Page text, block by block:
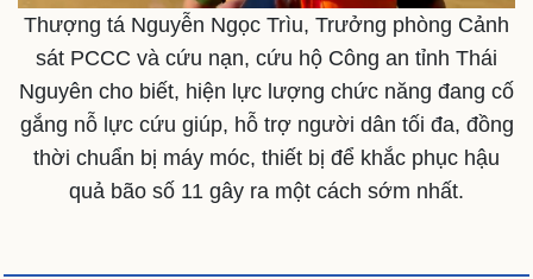
Cây thuốc
Sản phụ khoa
Nhi khoa
Nam khoa
Làm đẹp - giảm cân
Phòng mạch online
Ăn sạch sống khỏe
Blog
Tình yêu - Gia đình
Thượng tá Nguyễn Ngọc Trìu, Trưởng phòng Cảnh
sát PCCC và cứu nạn, cứu hộ Công an tỉnh Thái
Nguyên cho biết, hiện lực lượng chức năng đang cố
gắng nỗ lực cứu giúp, hỗ trợ người dân tối đa, đồng
thời chuẩn bị máy móc, thiết bị để khắc phục hậu
quả bão số 11 gây ra một cách sớm nhất.